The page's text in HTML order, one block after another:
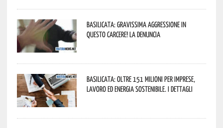
Basilicata: gravissima aggressione in
questo Carcere! La denuncia
Basilicata: oltre 151 milioni per imprese,
lavoro ed energia sostenibile. I dettagli